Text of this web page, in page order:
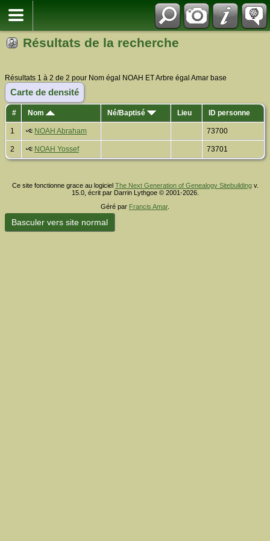
Résultats de la recherche
Résultats 1 à 2 de 2 pour Nom égal NOAH ET Arbre égal Amar base
Carte de densité
# Nom Né/Baptisé Lieu ID personne
1 NOAH Abraham 73700
2 NOAH Yossef 73701
Ce site fonctionne grace au logiciel The Next Generation of Genealogy Sitebuildingv.
15.0, écrit par Darrin Lythgoe © 2001-2026.
Géré par Francis Amar.
Basculer vers site normal